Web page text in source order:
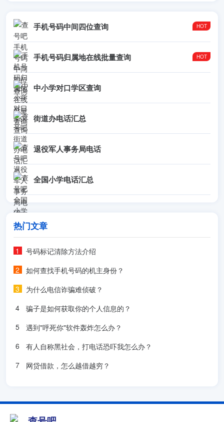
手机号码中间四位查询
手机号码归属地在线批量查询
中小学对口学区查询
街道办电话汇总
退役军人事务局电话
全国小学电话汇总
热门文章
号码标记清除方法介绍
如何查找手机号码的机主身份？
为什么电信诈骗难侦破？
骗子是如何获取你的个人信息的？
遇到"呼死你"软件轰炸怎么办？
有人自称黑社会，打电话恐吓我怎么办？
网贷借款，怎么越借越穷？